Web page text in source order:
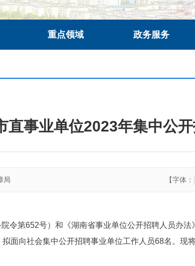
重点领域 政务服务
直事业单位2023年集中公
局 【字体：
令第652号）和《湖南省事业单位公开招聘人员办
面向社会集中公开招聘事业单位工作人员68名。现